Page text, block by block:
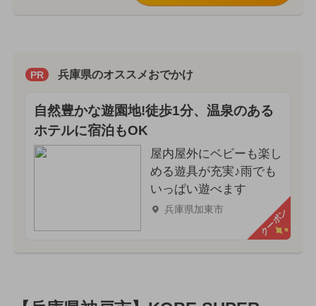
PR 兵庫県のオススメおでかけ
自然豊かな遊園地!徒歩1分、温泉のある
ホテルに宿泊もOK
屋内屋外にベビーも楽し
める遊具が充実♪雨でも
いっぱい遊べます
兵庫県加東市 クーポン